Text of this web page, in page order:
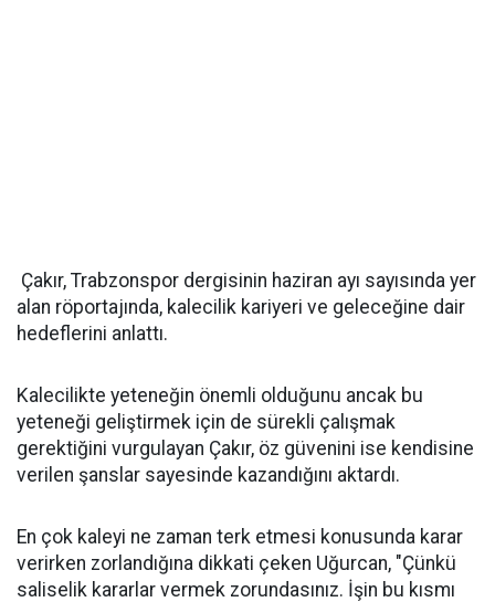
Çakır, Trabzonspor dergisinin haziran ayı sayısında yer
alan röportajında, kalecilik kariyeri ve geleceğine dair
hedeflerini anlattı.
Kalecilikte yeteneğin önemli olduğunu ancak bu
yeteneği geliştirmek için de sürekli çalışmak
gerektiğini vurgulayan Çakır, öz güvenini ise kendisine
verilen şanslar sayesinde kazandığını aktardı.
En çok kaleyi ne zaman terk etmesi konusunda karar
verirken zorlandığına dikkati çeken Uğurcan, "Çünkü
saliselik kararlar vermek zorundasınız. İşin bu kısmı